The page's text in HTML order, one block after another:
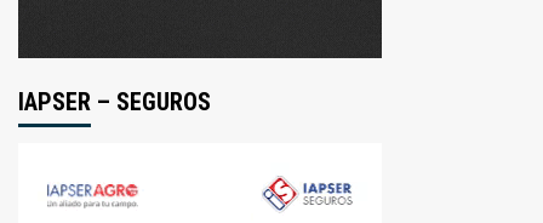
IAPSER – SEGUROS